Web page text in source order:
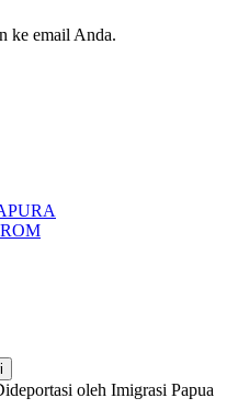
ke email Anda.
oleh Imigrasi Papua